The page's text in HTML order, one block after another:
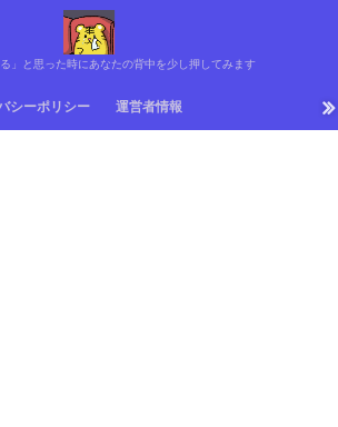
」と思った時にあなたの背中を少し押してみます
シーポリシー 運営者情報